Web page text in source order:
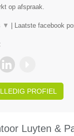
op afspraak.
▼ Laatste facebook
PROFIEL
Luyten &